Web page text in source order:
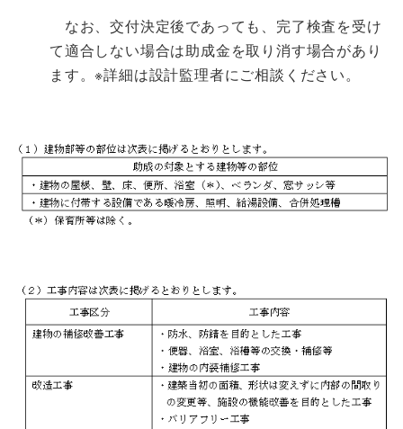
なお、交付決定後であっても、完了検査を受け
て適合しない場合は助成金を取り消す場合があり
ます。※詳細は設計監理者にご相談ください。